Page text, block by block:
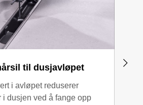
til dusjavløpet
i avløpet reduserer
i dusjen ved å fange opp